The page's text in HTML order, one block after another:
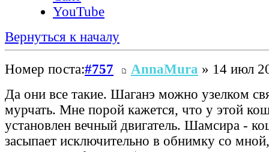
YouTube
Вернуться к началу
Номер поста:#757 AnnaMura » 14 июл
Да они все такие. Шаганэ можно узелком
мурчать. Мне порой кажется, что у этой
установлен вечный двигатель. Шамсира -
засыпает исключительно в обнимку со